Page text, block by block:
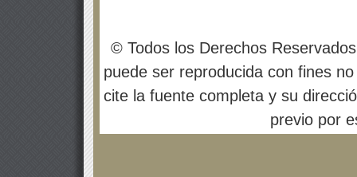
© Todos los Derechos
puede ser reproducida con fines
cite la fuente completa y su
previo por